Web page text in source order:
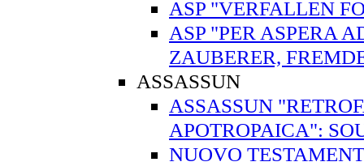
ASP "VERFALLEN
ASP "PER ASPERA
ZAUBERER,
ASSASSUN
ASSASSUN
APOTROPAICA":
NUOVO